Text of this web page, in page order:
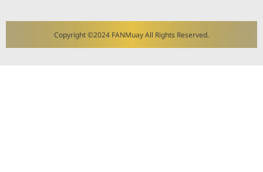
Copyright ©2024 FANMuay All Rights Reserved.